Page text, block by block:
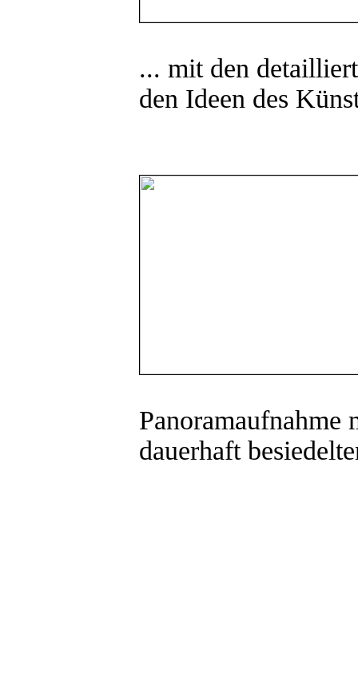
... mit den
den Ideen des
dauerhaft